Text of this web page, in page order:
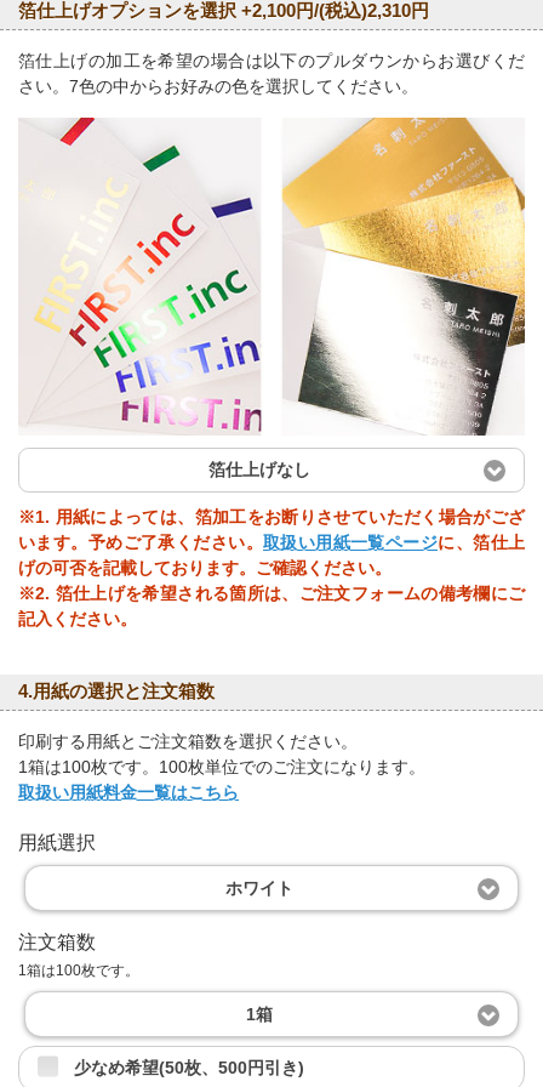
箔仕上げオプションを選択 +2,100円/(税込)2,310円
箔仕上げの加工を希望の場合は以下のプルダウンからお選びくだ
さい。7色の中からお好みの色を選択してください。
箔仕上げなし
※1. 用紙によっては、箔加工をお断りさせていただく場合がござ
います。予めご了承ください。 取扱い用紙一覧ページに、箔仕上
げの可否を記載しております。ご確認ください。
※2. 箔仕上げを希望される箇所は、ご注文フォームの備考欄にご
記入ください。
4.用紙の選択と注文箱数
印刷する用紙とご注文箱数を選択ください。
1箱は100枚です。100枚単位でのご注文になります。
取扱い用紙料金一覧はこちら
用紙選択
ホワイト
注文箱数
1箱は100枚です。
1箱
少なめ希望(50枚、500円引き)